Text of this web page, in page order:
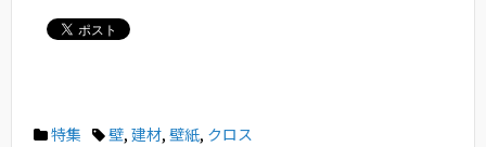
特集 壁, 建材, 壁紙, クロス